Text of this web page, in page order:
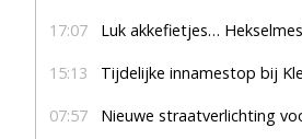
17:07 Luk akkefietjes…
15:13 Tijdelijke innamestop bij
07:57 Nieuwe straatverlichting voor